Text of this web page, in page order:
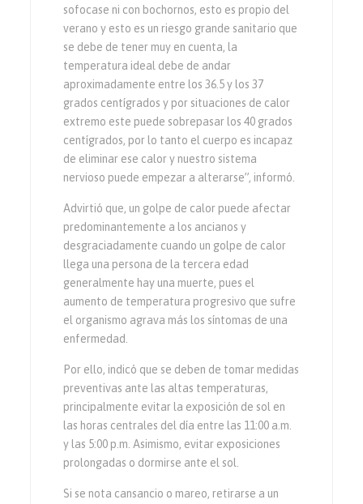
sofocase ni con bochornos, esto es propio del
verano y esto es un riesgo grande sanitario que
se debe de tener muy en cuenta, la
temperatura ideal debe de andar
aproximadamente entre los 36.5 y los 37
grados centígrados y por situaciones de calor
extremo este puede sobrepasar los 40 grados
centígrados, por lo tanto el cuerpo es incapaz
de eliminar ese calor y nuestro sistema
nervioso puede empezar a alterarse”, informó.
Advirtió que, un golpe de calor puede afectar
predominantemente a los ancianos y
desgraciadamente cuando un golpe de calor
llega una persona de la tercera edad
generalmente hay una muerte, pues el
aumento de temperatura progresivo que sufre
el organismo agrava más los síntomas de una
enfermedad.
Por ello, indicó que se deben de tomar medidas
preventivas ante las altas temperaturas,
principalmente evitar la exposición de sol en
las horas centrales del día entre las 11:00 a.m.
y las 5:00 p.m. Asimismo, evitar exposiciones
prolongadas o dormirse ante el sol.
Si se nota cansancio o mareo, retirarse a un